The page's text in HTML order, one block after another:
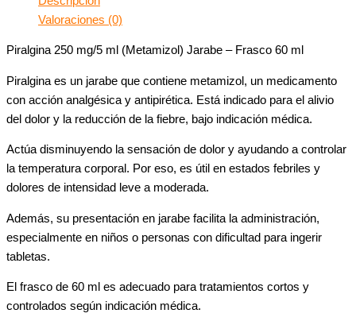
Valoraciones (0)
Piralgina 250 mg/5 ml (Metamizol) Jarabe – Frasco 60 ml
Piralgina es un jarabe que contiene metamizol, un medicamento
con acción analgésica y antipirética. Está indicado para el alivio
del dolor y la reducción de la fiebre, bajo indicación médica.
Actúa disminuyendo la sensación de dolor y ayudando a controlar
la temperatura corporal. Por eso, es útil en estados febriles y
dolores de intensidad leve a moderada.
Además, su presentación en jarabe facilita la administración,
especialmente en niños o personas con dificultad para ingerir
tabletas.
El frasco de 60 ml es adecuado para tratamientos cortos y
controlados según indicación médica.